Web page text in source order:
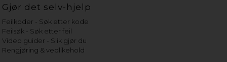
Gjør det selv-hjelp
Feilkoder - Søk etter kode
Feilsøk - Søk etter feil
Video guider - Slik gjør du
Rengjøring & vedlikehold